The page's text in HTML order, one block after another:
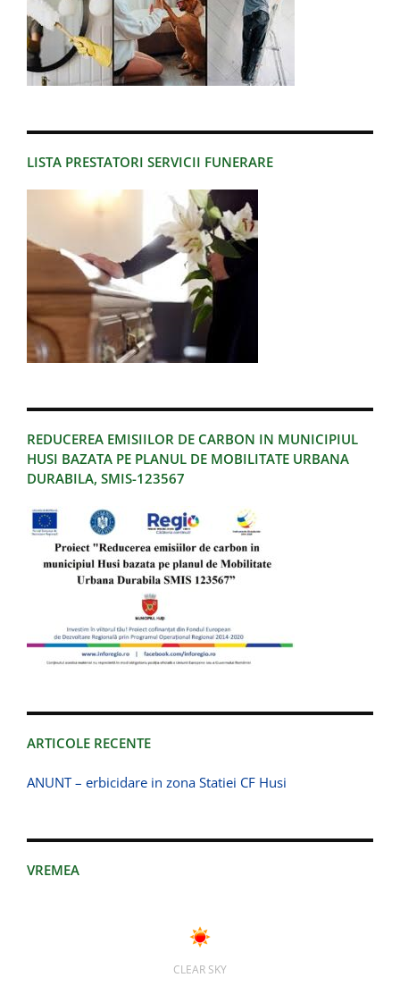
LISTA PRESTATORI SERVICII FUNERARE
REDUCEREA EMISIILOR DE CARBON IN MUNICIPIUL
HUSI BAZATA PE PLANUL DE MOBILITATE URBANA
DURABILA, SMIS-123567
ARTICOLE RECENTE
ANUNT – erbicidare in zona Statiei CF Husi
VREMEA
CLEAR SKY